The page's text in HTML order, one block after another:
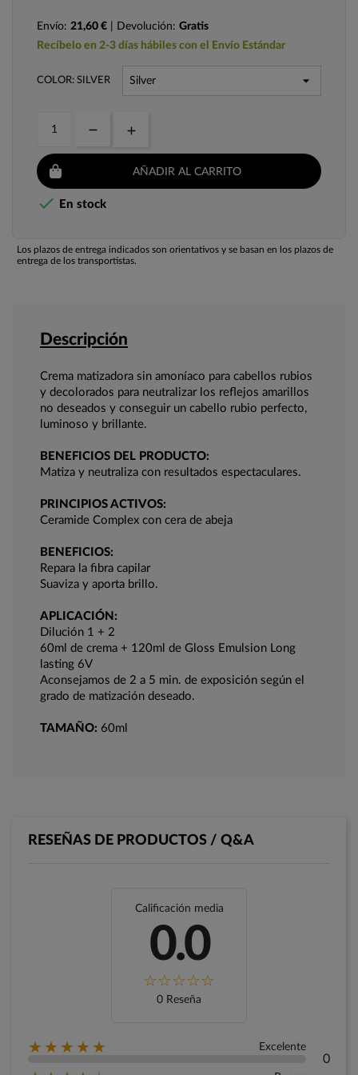
Envío: 21,60 € | Devolución: Gratis
Recíbelo en 2-3 días hábiles con el Envío Estándar
COLOR: SILVER
AÑADIR AL CARRITO
 En stock
Los plazos de entrega indicados son orientativos y se basan en los plazos de
entrega de los transportistas.
Descripción
Crema matizadora sin amoníaco para cabellos rubios
y decolorados para neutralizar los reflejos amarillos
no deseados y conseguir un cabello rubio perfecto,
luminoso y brillante.
BENEFICIOS DEL PRODUCTO:
Matiza y neutraliza con resultados espectaculares.
PRINCIPIOS ACTIVOS:
Ceramide Complex con cera de abeja
BENEFICIOS:
Repara la fibra capilar
Suaviza y aporta brillo.
APLICACIÓN:
Dilución 1 + 2
60ml de crema + 120ml de Gloss Emulsion Long
lasting 6V
Aconsejamos de 2 a 5 min. de exposición según el
grado de matización deseado.
TAMAÑO: 60ml
RESEÑAS DE PRODUCTOS / Q&A
Calificación media
0.0
0 Reseña
★★★★★ Excelente
0